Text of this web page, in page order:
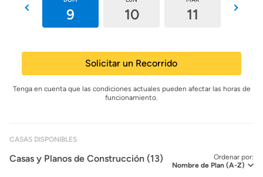
9 10 11
Solicitar un Recorrido
Tenga en cuenta que las condiciones actuales pueden afectar las horas de
funcionamiento.
CASAS DISPONIBLES
Ordenar por:
Casas y Planos de Construcción (13)